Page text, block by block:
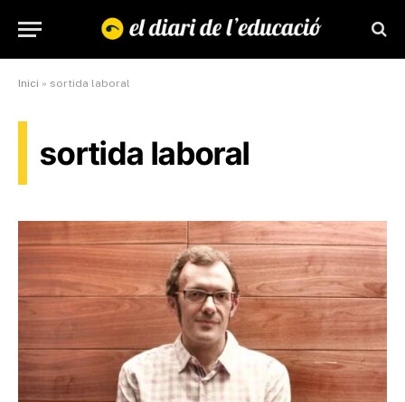
Inici » sortida laboral
sortida laboral